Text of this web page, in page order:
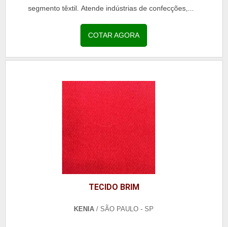
segmento têxtil. Atende indústrias de confecções,...
COTAR AGORA
TECIDO BRIM
KENIA/ SÃO PAULO - SP